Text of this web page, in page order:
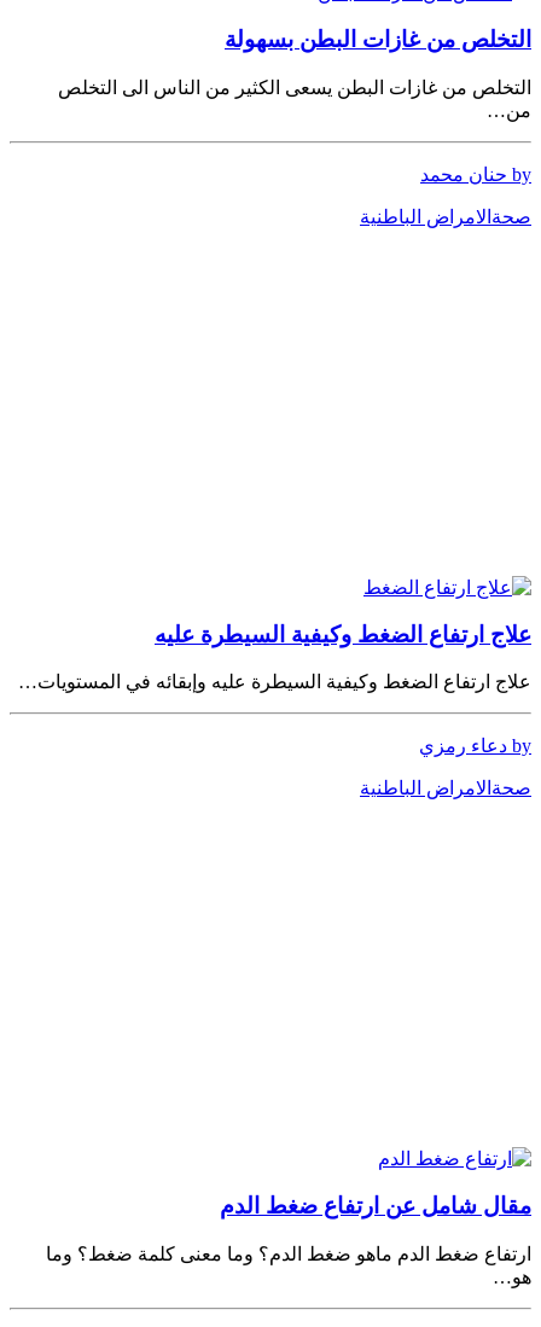
التخلص من غازات البطن بسهولة
التخلص من غازات البطن يسعى الكثير من الناس الى التخلص
من…
by حنان محمد
صحة الامراض الباطنية
علاج ارتفاع الضغط وكيفية السيطرة عليه
علاج ارتفاع الضغط وكيفية السيطرة عليه وإبقائه في المستويات…
by دعاء رمزي
صحة الامراض الباطنية
مقال شامل عن ارتفاع ضغط الدم
ارتفاع ضغط الدم ماهو ضغط الدم؟ وما معنى كلمة ضغط؟ وما
هو…